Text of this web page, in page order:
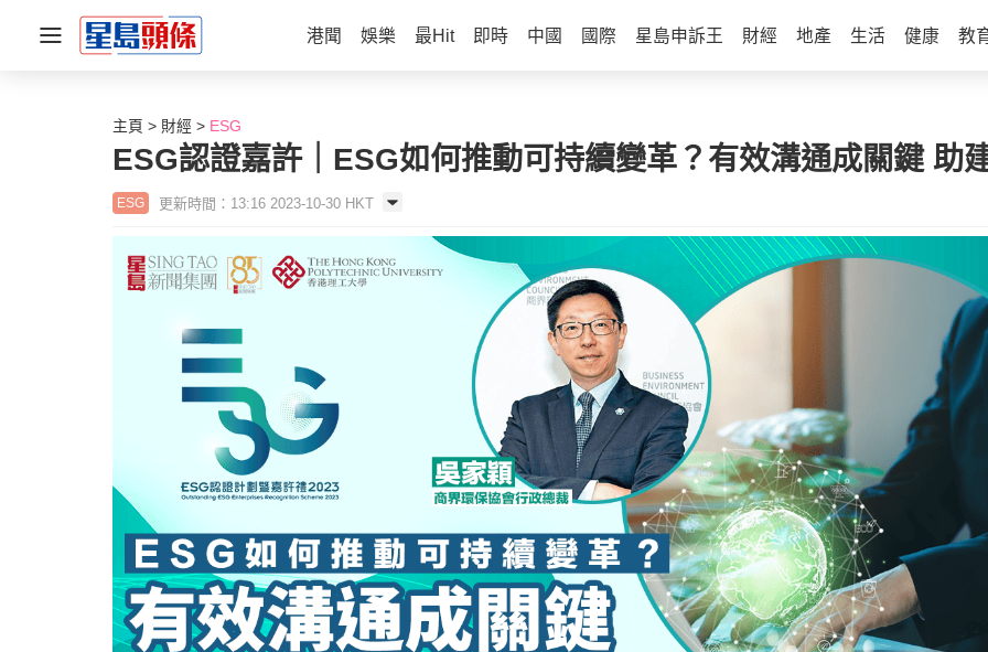
港聞 娛樂 最Hit 即時 中國 國際 星島申訴王 財經 地產 生活 健康 教
主頁 財經 ESG
ESG認證嘉許｜ESG如何推動可持續變革？有效溝通成關鍵 助
ESG 更新時間：13:16 2023-10-30 HKT